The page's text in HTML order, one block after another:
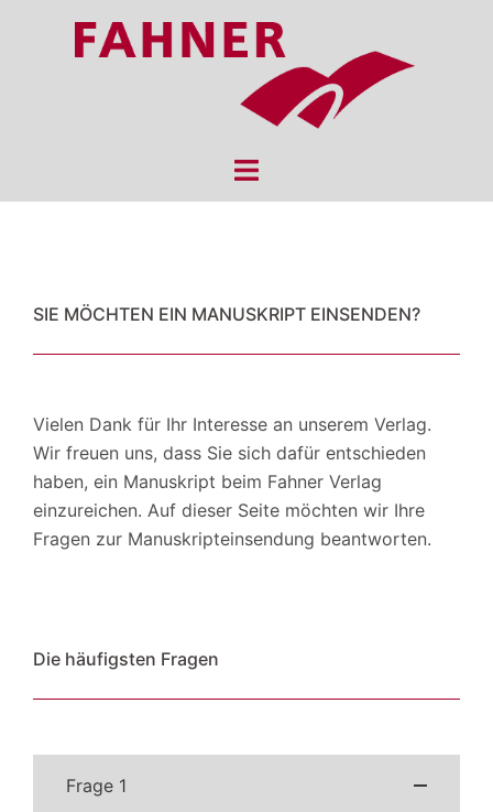
Toggle
SIE MÖCHTEN EIN MANUSKRIPT EINSENDEN?
Vielen Dank für Ihr Interesse an unserem Verlag.
Wir freuen uns, dass Sie sich dafür entschieden
haben, ein Manuskript beim Fahner Verlag
einzureichen. Auf dieser Seite möchten wir Ihre
Fragen zur Manuskripteinsendung beantworten.
Die häufigsten Fragen
Frage 1